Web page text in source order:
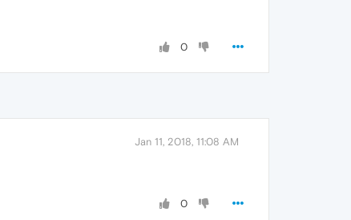
0
Jan 11, 2018, 11:08 AM
0